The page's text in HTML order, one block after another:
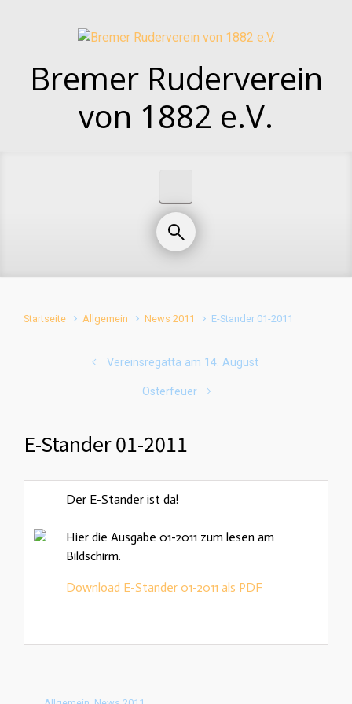
Bremer Ruderverein
von 1882 e.V.
Startseite Allgemein News 2011 E-Stander 01-2011
Vereinsregatta am 14. August
Osterfeuer
E-Stander 01-2011
Der E-Stander ist da!
Hier die Ausgabe 01-2011 zum lesen am
Bildschirm.
Download E-Stander 01-2011 als PDF